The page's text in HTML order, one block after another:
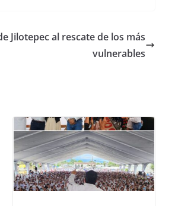
Jilotepec al rescate de los más
vulnerables